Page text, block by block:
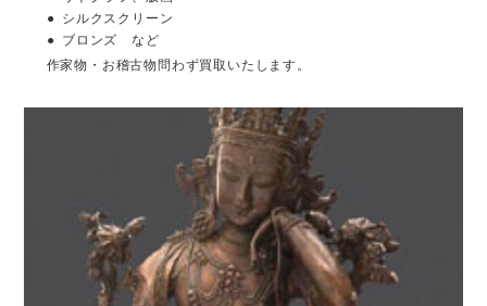
シルクスクリーン
ブロンズ など
作家物・お稽古物問わず買取いたします。